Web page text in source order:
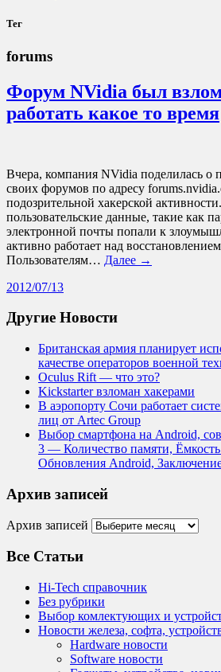
Тег
forums
Форум NVidia был
работать какое то время
Вчера, компания NVidia поделилась о
своих форумов по адресу
подозрительной хакерской
пользовательские данные, такие как
электронной почты попали к
активно работает над
Пользователям… Далее →
2012/07/13
Другие Новости
Британская армия планирует
качестве операторов военной
Oculus Rift — что это?
Kickstarter взломан хакерами
В аэропорту Сочи работает
лиц от Artec Group
Выбор смартфона на Android,
3 — Количество памяти, Ёмкость
Обновления Android,
Архив записей
Архив записей
Все Статьи
Hi-Tech справочник
Без рубрики
Выбор комлектующих и
Новости железа, софта,
Hardware новости
Software новости